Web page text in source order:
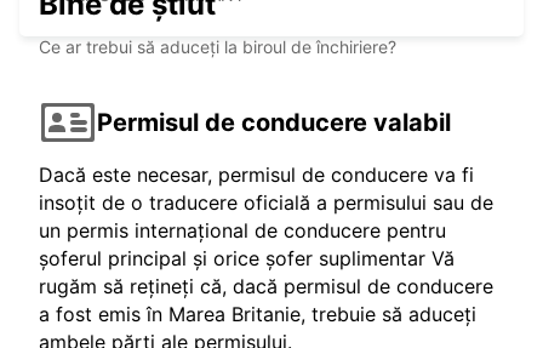
Ce ar trebui să aduceți la biroul de închiriere?
Permisul de conducere valabil
Dacă este necesar, permisul de conducere va fi
insoțit de o traducere oficială a permisului sau de
un permis internațional de conducere pentru
șoferul principal și orice șofer suplimentar Vă
rugăm să rețineți că, dacă permisul de conducere
a fost emis în Marea Britanie, trebuie să aduceți
ambele părți ale permisului.